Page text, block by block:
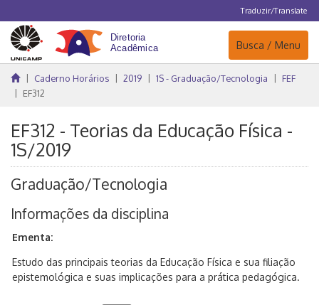
Traduzir/Translate
Navegação
Busca / Menu
Caderno Horários 2019 1S - Graduação/Tecnologia
FEF
EF312
EF312 - Teorias da Educação Física -
1S/2019
Graduação/Tecnologia
Informações da disciplina
Ementa:
Estudo das principais teorias da Educação Física e sua filiação
epistemológica e suas implicações para a prática pedagógica.